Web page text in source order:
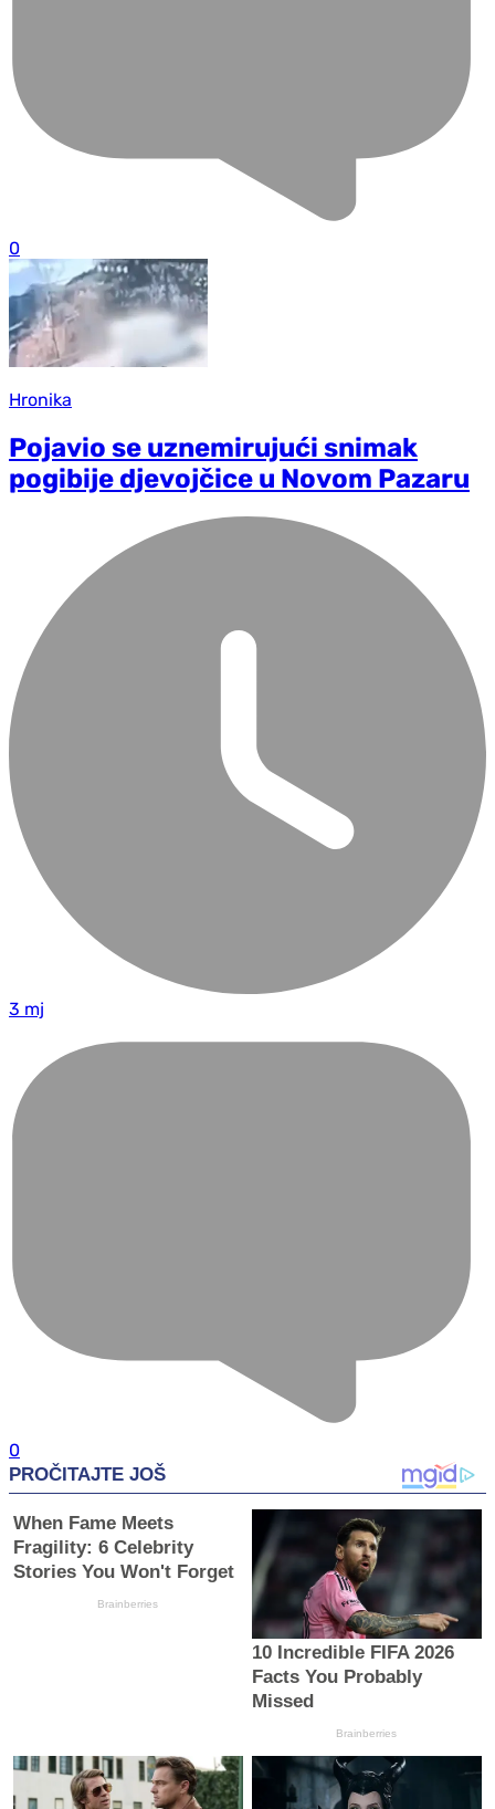
0
Hronika
Pojavio se uznemirujući snimak
pogibije djevojčice u Novom Pazaru
3 mj
0